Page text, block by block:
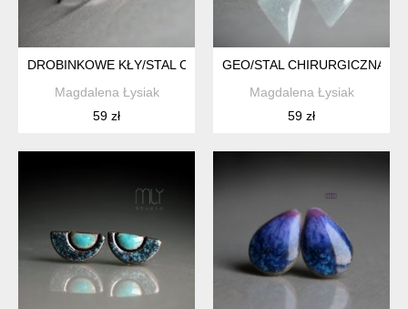
DROBINKOWE KŁY/STAL CHIRURGICZNA/
Magdalena Łysiak
59 zł
GEO/STAL CHIRURGICZNA/
Magdalena Łysiak
59 zł